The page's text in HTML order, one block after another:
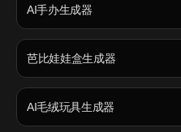
AI手办生成器
芭比娃娃盒生成器
AI毛绒玩具生成器